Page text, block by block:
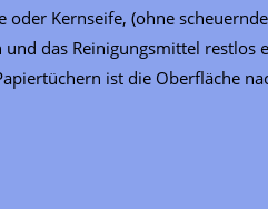
Kernseife, (ohne
das Reinigungsmittel
ist die Oberfläche